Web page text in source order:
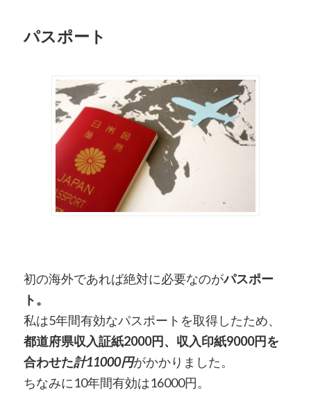
パスポート
初の海外であれば絶対に必要なのがパスポー
ト。
私は5年間有効なパスポートを取得したため、
都道府県収入証紙2000円、収入印紙9000円を
合わせた計11000円がかかりました。
ちなみに10年間有効は16000円。